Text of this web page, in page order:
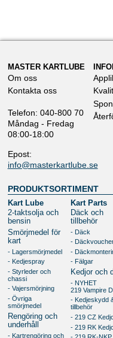
MASTER KARTLUBE
Om oss
Kontakta oss
Telefon: 040-800 70
Måndag - Fredag
08:00-18:00
Epost:
info@masterkartlube.se
PRODUKTSORTIMENT
Kart Lube
2-taktsolja och
bensin
Smörjmedel för
kart
- Lagersmörjmedel
- Kedjespray
- Styrleder och
chassi
- Vajersmörjning
- Övriga
smörjmedel
Rengöring och
underhåll
- Kartrengöring och
Kart Parts
Däck och
tillbehör
- Däck
-
-
- Fälgar
Kedjor och
- NYHET
219 Vampire
- Kedjeskydd
tillbehör
- 219 CZ
- 219 RK